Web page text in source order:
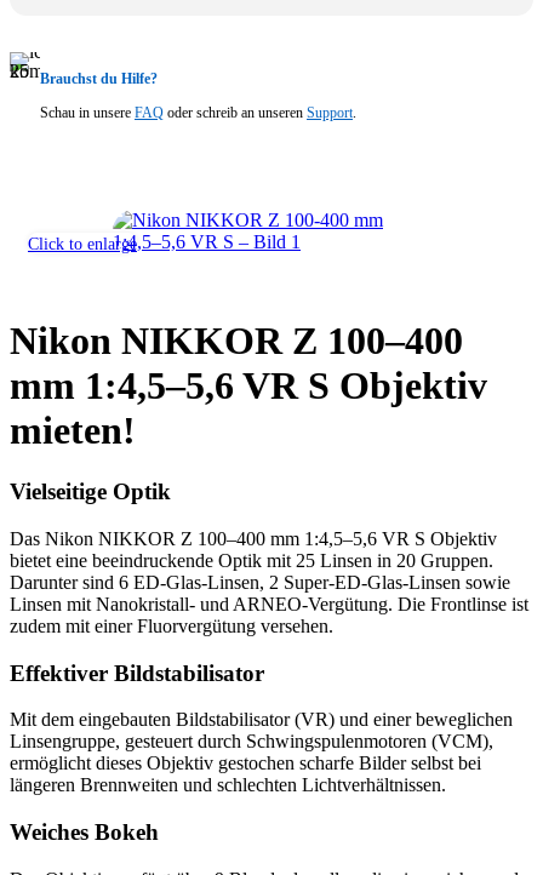
Brauchst du Hilfe?
Schau in unsere FAQ oder schreib an unseren Support.
Click to enlarge
Nikon NIKKOR Z 100–400
mm 1:4,5–5,6 VR S Objektiv
mieten!
Vielseitige Optik
Das Nikon NIKKOR Z 100–400 mm 1:4,5–5,6 VR S Objektiv
bietet eine beeindruckende Optik mit 25 Linsen in 20 Gruppen.
Darunter sind 6 ED-Glas-Linsen, 2 Super-ED-Glas-Linsen sowie
Linsen mit Nanokristall- und ARNEO-Vergütung. Die Frontlinse ist
zudem mit einer Fluorvergütung versehen.
Effektiver Bildstabilisator
Mit dem eingebauten Bildstabilisator (VR) und einer beweglichen
Linsengruppe, gesteuert durch Schwingspulenmotoren (VCM),
ermöglicht dieses Objektiv gestochen scharfe Bilder selbst bei
längeren Brennweiten und schlechten Lichtverhältnissen.
Weiches Bokeh